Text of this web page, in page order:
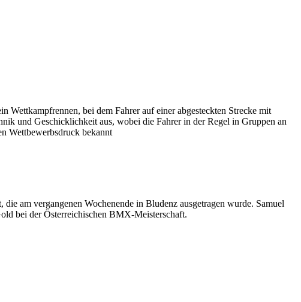
bei dem Fahrer auf einer abgesteckten Strecke mit
und Geschicklichkeit aus, wobei die Fahrer in der Regel in Gruppen an
Wettbewerbsdruck bekannt
am vergangenen Wochenende in Bludenz ausgetragen wurde. Samuel
bei der Österreichischen BMX-Meisterschaft.